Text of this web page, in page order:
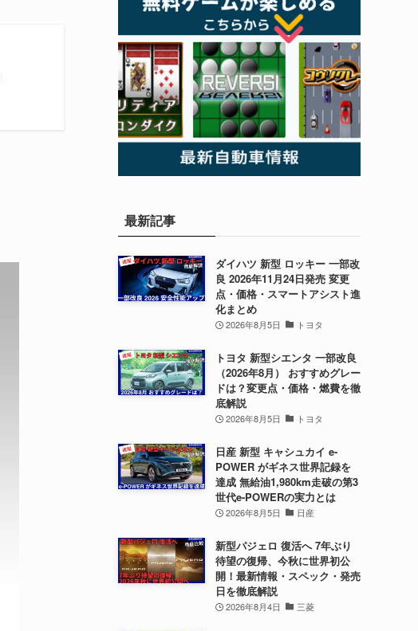
最新記事
ダイハツ 新型 ロッキー 一部改
良 2026年11月24日発売 変更
点・価格・スマートアシスト進
化まとめ
2026年8月5日 トヨタ
トヨタ 新型シエンタ 一部改良
（2026年8月） おすすめグレー
ドは？変更点・価格・燃費を徹
底解説
2026年8月5日 トヨタ
日産 新型 キャシュカイ e-
POWER がギネス世界記録を
達成 無給油1,980km走破の第3
世代e-POWERの実力とは
2026年8月5日 日産
新型パジェロ 復活へ 7年ぶり
待望の復帰、今秋に世界初公
開！最新情報・スペック・発売
日を徹底解説
2026年8月4日 三菱